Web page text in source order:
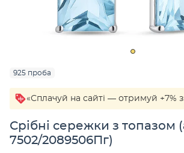
925 проба
«Сплачуй на сайті — отримуй +7%
Срібні сережки з топазом
7502/2089506Пг)